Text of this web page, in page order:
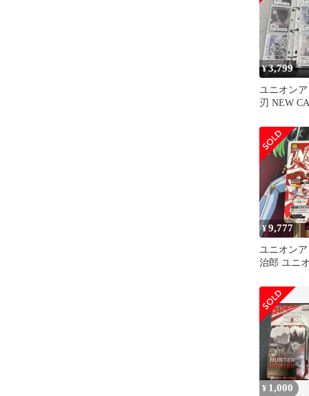
¥3,799
ユニオン
刃 NEW
¥9,777
ユニオン
治郎 ユニ
¥ 1,000